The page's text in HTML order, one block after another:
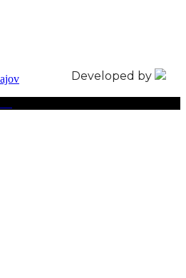
Developed by